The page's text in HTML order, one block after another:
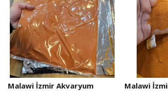
Malawi İzmir Akvaryum Malawi